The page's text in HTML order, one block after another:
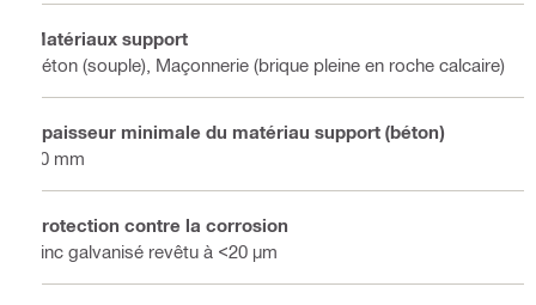
Matériaux support
Béton (souple), Maçonnerie (brique pleine en roche calcaire)
Épaisseur minimale du matériau support (béton)
80 mm
Protection contre la corrosion
Zinc galvanisé revêtu à <20 µm